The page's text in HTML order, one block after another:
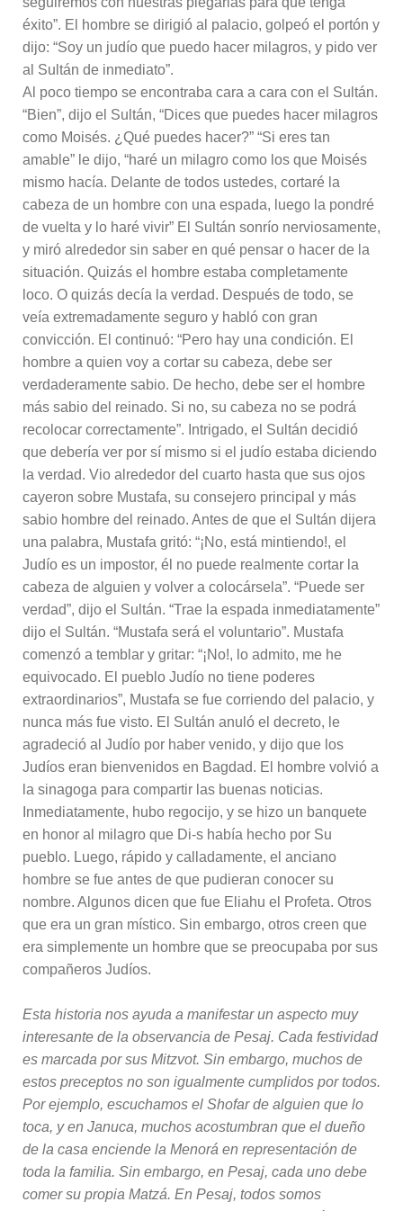
éxito”. El hombre se dirigió al palacio, golpeó el portón y
dijo: “Soy un judío que puedo hacer milagros, y pido ver
al Sultán de inmediato”.
Al poco tiempo se encontraba cara a cara con el Sultán.
“Bien”, dijo el Sultán, “Dices que puedes hacer milagros
como Moisés. ¿Qué puedes hacer?” “Si eres tan
amable” le dijo, “haré un milagro como los que Moisés
mismo hacía. Delante de todos ustedes, cortaré la
cabeza de un hombre con una espada, luego la pondré
de vuelta y lo haré vivir” El Sultán sonrío nerviosamente,
y miró alrededor sin saber en qué pensar o hacer de la
situación. Quizás el hombre estaba completamente
loco. O quizás decía la verdad. Después de todo, se
veía extremadamente seguro y habló con gran
convicción. El continuó: “Pero hay una condición. El
hombre a quien voy a cortar su cabeza, debe ser
verdaderamente sabio. De hecho, debe ser el hombre
más sabio del reinado. Si no, su cabeza no se podrá
recolocar correctamente”. Intrigado, el Sultán decidió
que debería ver por sí mismo si el judío estaba diciendo
la verdad. Vio alrededor del cuarto hasta que sus ojos
cayeron sobre Mustafa, su consejero principal y más
sabio hombre del reinado. Antes de que el Sultán dijera
una palabra, Mustafa gritó: “¡No, está mintiendo!, el
Judío es un impostor, él no puede realmente cortar la
cabeza de alguien y volver a colocársela”. “Puede ser
verdad”, dijo el Sultán. “Trae la espada inmediatamente”
dijo el Sultán. “Mustafa será el voluntario”. Mustafa
comenzó a temblar y gritar: “¡No!, lo admito, me he
equivocado. El pueblo Judío no tiene poderes
extraordinarios”, Mustafa se fue corriendo del palacio, y
nunca más fue visto. El Sultán anuló el decreto, le
agradeció al Judío por haber venido, y dijo que los
Judíos eran bienvenidos en Bagdad. El hombre volvió a
la sinagoga para compartir las buenas noticias.
Inmediatamente, hubo regocijo, y se hizo un banquete
en honor al milagro que Di-s había hecho por Su
pueblo. Luego, rápido y calladamente, el anciano
hombre se fue antes de que pudieran conocer su
nombre. Algunos dicen que fue Eliahu el Profeta. Otros
que era un gran místico. Sin embargo, otros creen que
era simplemente un hombre que se preocupaba por sus
compañeros Judíos.
Esta historia nos ayuda a manifestar un aspecto muy
interesante de la observancia de Pesaj. Cada festividad
es marcada por sus Mitzvot. Sin embargo, muchos de
estos preceptos no son igualmente cumplidos por todos.
Por ejemplo, escuchamos el Shofar de alguien que lo
toca, y en Januca, muchos acostumbran que el dueño
de la casa enciende la Menorá en representación de
toda la familia. Sin embargo, en Pesaj, cada uno debe
comer su propia Matzá. En Pesaj, todos somos